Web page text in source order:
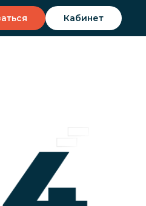
Кабинет